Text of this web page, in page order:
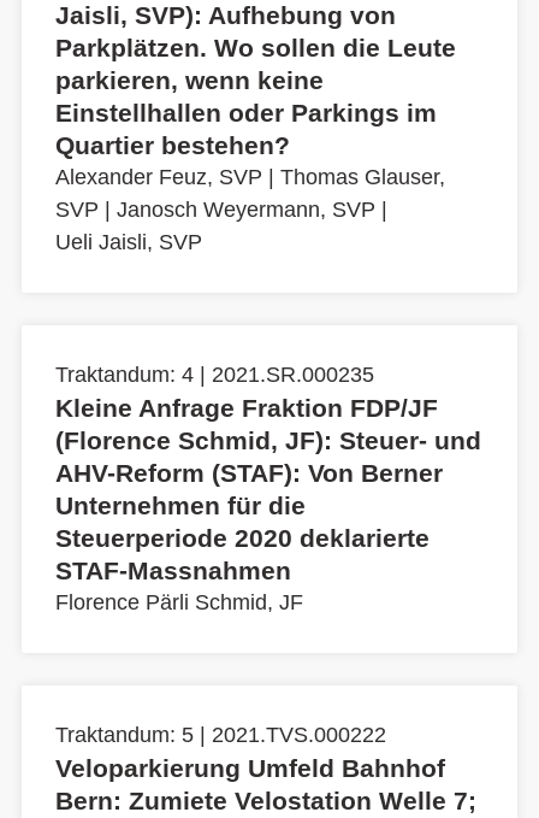
Jaisli, SVP): Aufhebung von
Parkplätzen. Wo sollen die Leute
parkieren, wenn keine
Einstellhallen oder Parkings im
Quartier bestehen?
Alexander Feuz, SVP
Thomas Glauser,
SVP
Janosch Weyermann, SVP
Ueli Jaisli, SVP
Traktandum: 4 | 2021.SR.000235
Kleine Anfrage Fraktion FDP/JF
(Florence Schmid, JF): Steuer- und
AHV-Reform (STAF): Von Berner
Unternehmen für die
Steuerperiode 2020 deklarierte
STAF-Massnahmen
Florence Pärli Schmid, JF
Traktandum: 5 | 2021.TVS.000222
Veloparkierung Umfeld Bahnhof
Bern: Zumiete Velostation Welle 7;